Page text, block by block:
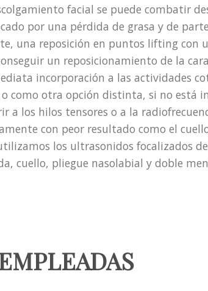
facial se puede combatir
por una pérdida de grasa y de
una reposición en puntos lifting con
un reposicionamiento de la
incorporación a las actividades
como otra opción distinta, si no está
a los hilos tensores o a la
con peor resultado como el
los ultrasonidos focalizados
cuello, pliegue nasolabial y doble